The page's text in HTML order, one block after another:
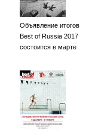
Объявление итогов
Best of Russia 2017
состоится в марте